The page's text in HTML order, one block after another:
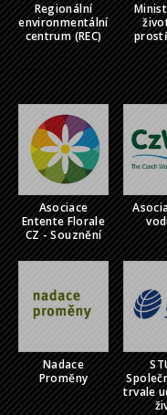
Regionální
environmentální
centrum (REC)
Asociace
Entente Florale
CZ - Souznění
Nadace
Proměny
trvale